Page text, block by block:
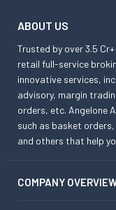
ABOUT US
Trusted by over 3.5
retail full-service
innovative services,
advisory, margin
orders, etc. Angelone
such as basket
and others that help
COMPANY